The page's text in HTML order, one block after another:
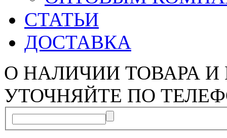
СТАТЬИ
ДОСТАВКА
О НАЛИЧИИ ТОВАРА
УТОЧНЯЙТЕ ПО